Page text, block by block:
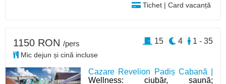
Tichet | Card vacanță
Cazare Revelion Padiș Cabană |
Wellness: ciubăr, saună;
1150 RON /pers
Mic dejun și cină incluse
1 - 35
4
15